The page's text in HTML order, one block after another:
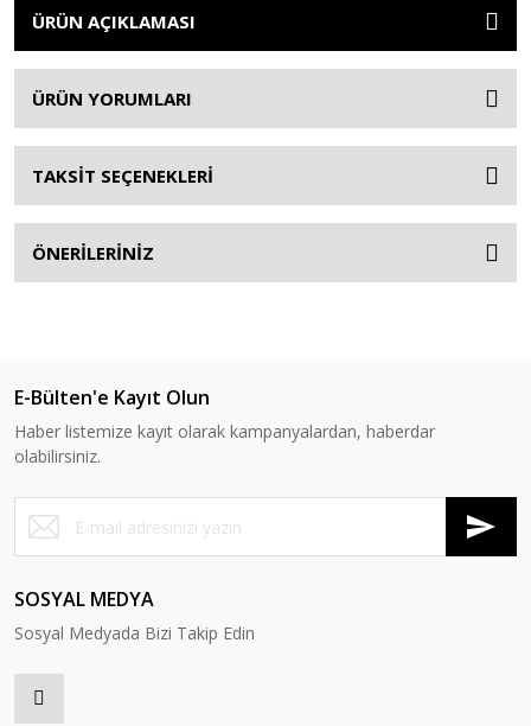
ÜRÜN AÇIKLAMASI
ÜRÜN YORUMLARI
TAKSİT SEÇENEKLERİ
ÖNERİLERİNİZ
E-Bülten'e Kayıt Olun
Haber listemize kayıt olarak kampanyalardan, haberdar
olabilirsiniz.
SOSYAL MEDYA
Sosyal Medyada Bizi Takip Edin